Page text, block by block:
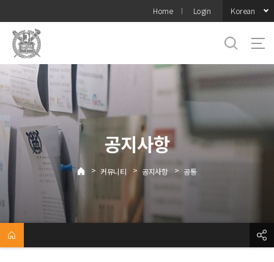
메뉴
Home Login Korean
공지사항
> 커뮤니티 > 공지사항 > 공통